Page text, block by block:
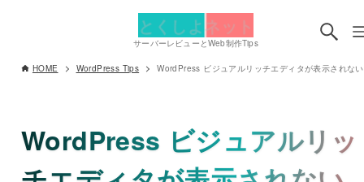
とくしよネット
サーバーレビューとWeb制作Tips
HOME WordPress Tips WordPress ビジュアルリッチエディタが表示されない
WordPress ビジュアルリッ